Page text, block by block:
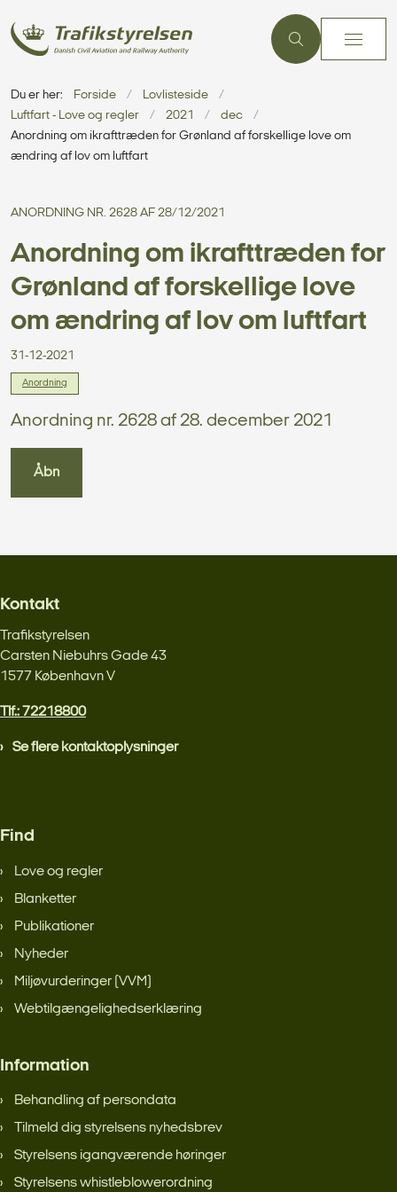
Du er her: Forside
Lovlisteside
Luftfart - Love og regler
2021
dec
Anordning om ikrafttræden for Grønland af forskellige love om
ændring af lov om luftfart
ANORDNING NR. 2628 AF 28/12/2021
Anordning om ikrafttræden for
Grønland af forskellige love
om ændring af lov om luftfart
31-12-2021
Anordning
Anordning nr. 2628 af 28. december 2021
Åbn
Kontakt
Trafikstyrelsen
Carsten Niebuhrs Gade 43
1577 København V
Tlf.: 72218800
Se flere kontaktoplysninger
Find
Love og regler
Blanketter
Publikationer
Nyheder
Miljøvurderinger (VVM)
Webtilgængelighedserklæring
Information
Behandling af persondata
Tilmeld dig styrelsens nyhedsbrev
Styrelsens igangværende høringer
Styrelsens whistleblowerordning